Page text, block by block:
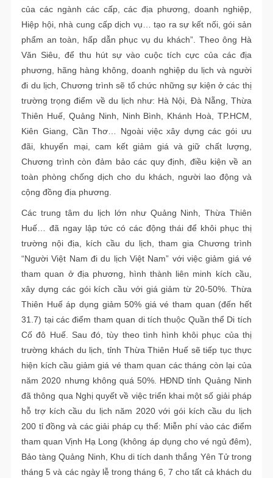
của các ngành các cấp, các địa phương, doanh nghiệp,
Hiệp hội, nhà cung cấp dịch vụ… tạo ra sự kết nối, gói sản
phẩm an toàn, hấp dẫn phục vụ du khách”. Theo ông Hà
Văn Siêu, để thu hút sự vào cuộc tích cực của các địa
phương, hãng hàng không, doanh nghiệp du lịch và người
đi du lịch, Chương trình sẽ tổ chức những sự kiện ở các thị
trường trọng điểm về du lịch như: Hà Nội, Đà Nẵng, Thừa
Thiên Huế, Quảng Ninh, Ninh Bình, Khánh Hoà, TP.HCM,
Kiên Giang, Cần Thơ… Ngoài việc xây dựng các gói ưu
đãi, khuyến mại, cam kết giảm giá và giữ chất lượng,
Chương trình còn đảm bảo các quy định, điều kiện về an
toàn phòng chống dịch cho du khách, người lao động và
cộng đồng địa phương.
Các trung tâm du lịch lớn như Quảng Ninh, Thừa Thiên
Huế… đã ngay lập tức có các động thái để khôi phục thị
trường nội địa, kích cầu du lịch, tham gia Chương trình
“Người Việt Nam đi du lịch Việt Nam” với việc giảm giá vé
tham quan ở địa phương, hình thành liên minh kích cầu,
xây dựng các gói kích cầu với giá giảm từ 20-50%. Thừa
Thiên Huế áp dụng giảm 50% giá vé tham quan (đến hết
31.7) tại các điểm tham quan di tích thuộc Quần thể Di tích
Cố đô Huế. Sau đó, tùy theo tình hình khôi phục của thị
trường khách du lịch, tỉnh Thừa Thiên Huế sẽ tiếp tục thực
hiện kích cầu giảm giá vé tham quan các tháng còn lại của
năm 2020 nhưng không quá 50%. HĐND tỉnh Quảng Ninh
đã thông qua Nghị quyết về việc triển khai một số giải pháp
hỗ trợ kích cầu du lịch năm 2020 với gói kích cầu du lịch
200 tỉ đồng và các giải pháp cụ thể: Miễn phí vào các điểm
tham quan Vịnh Hạ Long (không áp dụng cho vé ngủ đêm),
Bảo tàng Quảng Ninh, Khu di tích danh thắng Yên Tử trong
tháng 5 và các ngày lễ trong tháng 6, 7 cho tất cả khách du